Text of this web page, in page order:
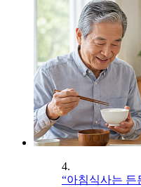
4.
“아침식사는 든